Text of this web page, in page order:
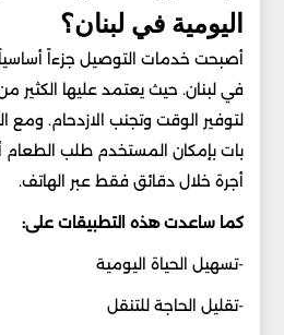
اليومية في لبنان؟
أصبحت خدمات التوصيل جزءاً
في لبنان. حيث يعتمد عليها الكثير
لتوفير الوقت وتجنب الازدحام. ومع
بات بإمكان المستخدم طلب الطعام
أجرة خلال دقائق فقط عبر الهاتف.
كما ساعدت هذه التطبيقات على:
-تسهيل الحياة اليومية
-تقليل الحاجة للتنقل